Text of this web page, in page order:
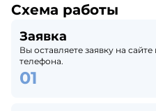
Схема работы
Заявка
Вы оставляете заявку на
телефона.